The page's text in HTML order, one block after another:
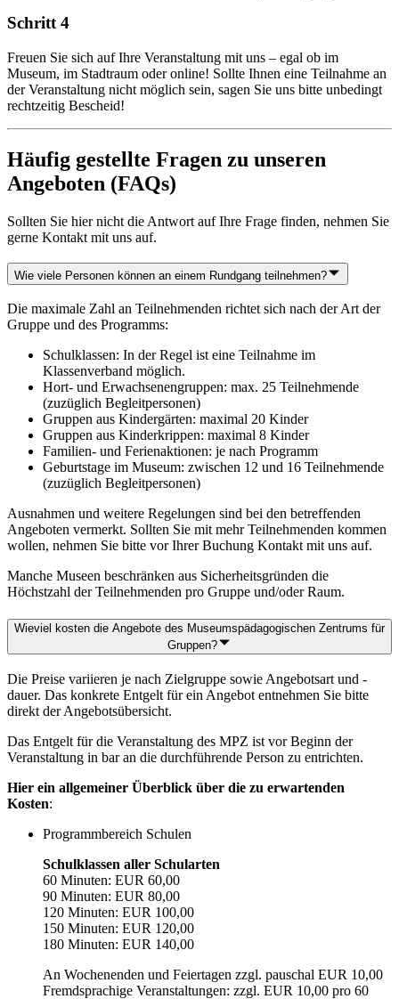
Schritt 4
Freuen Sie sich auf Ihre Veranstaltung mit uns – egal ob im
Museum, im Stadtraum oder online! Sollte Ihnen eine Teilnahme an
der Veranstaltung nicht möglich sein, sagen Sie uns bitte unbedingt
rechtzeitig Bescheid!
Häufig gestellte Fragen zu unseren
Angeboten (FAQs)
Sollten Sie hier nicht die Antwort auf Ihre Frage finden, nehmen Sie
gerne Kontakt mit uns auf.
Wie viele Personen können an einem Rundgang teilnehmen?
Die maximale Zahl an Teilnehmenden richtet sich nach der Art der
Gruppe und des Programms:
Schulklassen: In der Regel ist eine Teilnahme im
Klassenverband möglich.
Hort- und Erwachsenengruppen: max. 25 Teilnehmende
(zuzüglich Begleitpersonen)
Gruppen aus Kindergärten: maximal 20 Kinder
Gruppen aus Kinderkrippen: maximal 8 Kinder
Familien- und Ferienaktionen: je nach Programm
Geburtstage im Museum: zwischen 12 und 16 Teilnehmende
(zuzüglich Begleitpersonen)
Ausnahmen und weitere Regelungen sind bei den betreffenden
Angeboten vermerkt. Sollten Sie mit mehr Teilnehmenden kommen
wollen, nehmen Sie bitte vor Ihrer Buchung Kontakt mit uns auf.
Manche Museen beschränken aus Sicherheitsgründen die
Höchstzahl der Teilnehmenden pro Gruppe und/oder Raum.
Wieviel kosten die Angebote des Museumspädagogischen Zentrums für
Gruppen?
Die Preise variieren je nach Zielgruppe sowie Angebotsart und -
dauer. Das konkrete Entgelt für ein Angebot entnehmen Sie bitte
direkt der Angebotsübersicht.
Das Entgelt für die Veranstaltung des MPZ ist vor Beginn der
Veranstaltung in bar an die durchführende Person zu entrichten.
Hier ein allgemeiner Überblick über die zu erwartenden
Kosten:
Programmbereich Schulen
Schulklassen aller Schularten
60 Minuten: EUR 60,00
90 Minuten: EUR 80,00
120 Minuten: EUR 100,00
150 Minuten: EUR 120,00
180 Minuten: EUR 140,00
An Wochenenden und Feiertagen zzgl. pauschal EUR 10,00
Fremdsprachige Veranstaltungen: zzgl. EUR 10,00 pro 60